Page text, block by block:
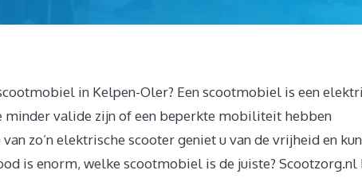
in Kelpen-Oler? Een scootmobiel is een
valide zijn of een beperkte mobiliteit hebben
zo’n elektrische scooter geniet u van de vrijheid en
is enorm, welke scootmobiel is de juiste?